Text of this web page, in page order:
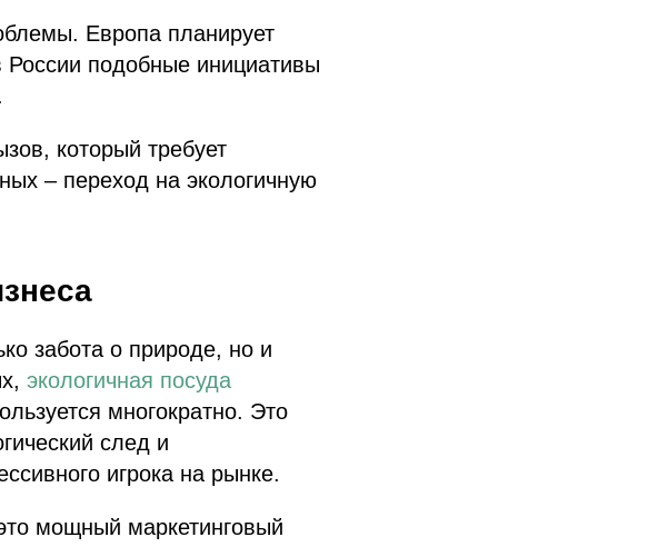
Европа планирует
России подобные инициативы
который требует
– переход на экологичную
забота о природе, но и
экологичная посуда
многократно. Это
след и
игрока на рынке.
мощный маркетинговый